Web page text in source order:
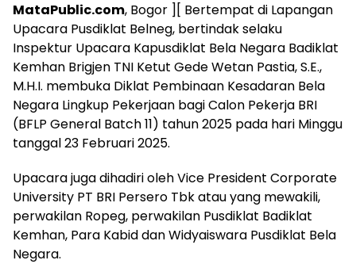
MataPublic.com, Bogor ][ Bertempat di Lapangan
Upacara Pusdiklat Belneg, bertindak selaku
Inspektur Upacara Kapusdiklat Bela Negara Badiklat
Kemhan Brigjen TNI Ketut Gede Wetan Pastia, S.E.,
M.H.I. membuka Diklat Pembinaan Kesadaran Bela
Negara Lingkup Pekerjaan bagi Calon Pekerja BRI
(BFLP General Batch 11) tahun 2025 pada hari Minggu
tanggal 23 Februari 2025.
Upacara juga dihadiri oleh Vice President Corporate
University PT BRI Persero Tbk atau yang mewakili,
perwakilan Ropeg, perwakilan Pusdiklat Badiklat
Kemhan, Para Kabid dan Widyaiswara Pusdiklat Bela
Negara.